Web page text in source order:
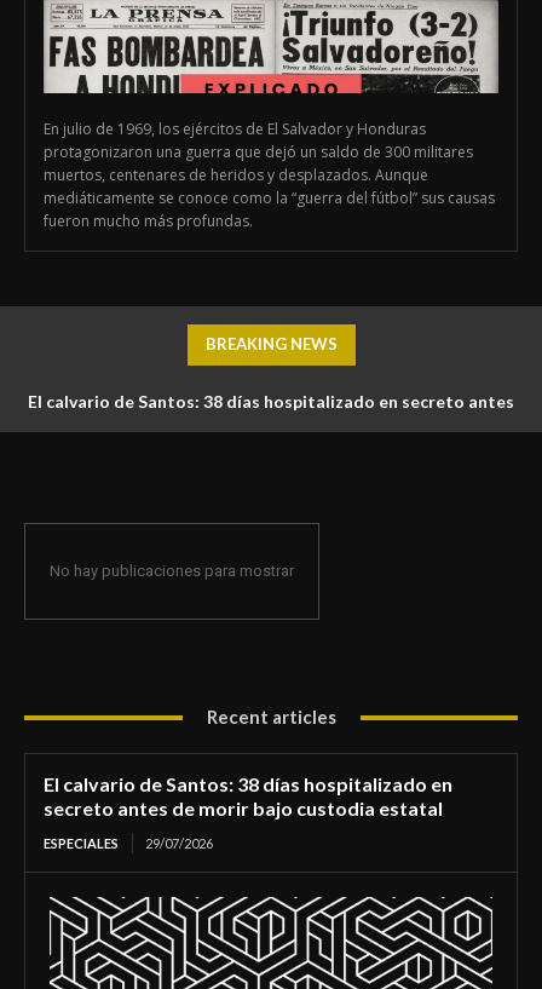
En julio de 1969, los ejércitos de El Salvador y Honduras
protagonizaron una guerra que dejó un saldo de 300 militares
muertos, centenares de heridos y desplazados. Aunque
mediáticamente se conoce como la “guerra del fútbol” sus causas
fueron mucho más profundas.
BREAKING NEWS
El calvario de Santos: 38 días hospitalizado en secreto antes
No hay publicaciones para mostrar
Recent articles
El calvario de Santos: 38 días hospitalizado en
secreto antes de morir bajo custodia estatal
ESPECIALES 29/07/2026